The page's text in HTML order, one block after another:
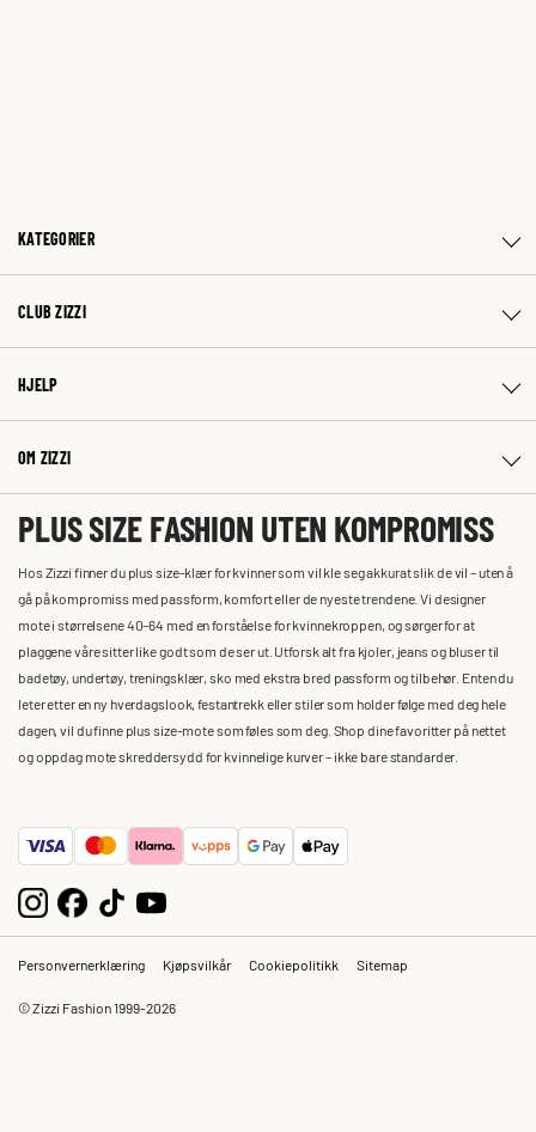
KATEGORIER
CLUB ZIZZI
HJELP
OM ZIZZI
PLUS SIZE FASHION UTEN KOMPROMISS
Hos Zizzi finner du plus size-klær for kvinner som vil kle seg akkurat slik de vil – uten å
gå på kompromiss med passform, komfort eller de nyeste trendene. Vi designer
mote i størrelsene 40–64 med en forståelse for kvinnekroppen, og sørger for at
plaggene våre sitter like godt som de ser ut. Utforsk alt fra kjoler, jeans og bluser til
badetøy, undertøy, treningsklær, sko med ekstra bred passform og tilbehør. Enten du
leter etter en ny hverdagslook, festantrekk eller stiler som holder følge med deg hele
dagen, vil du finne plus size-mote som føles som deg. Shop dine favoritter på nettet
og oppdag mote skreddersydd for kvinnelige kurver – ikke bare standarder.
Personvernerklæring Kjøpsvilkår Cookiepolitikk Sitemap
© Zizzi Fashion 1999-2026